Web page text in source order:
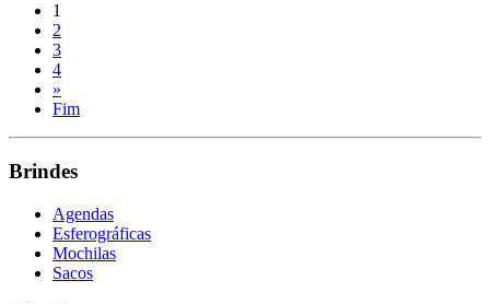
1
2
3
4
»
Fim
Brindes
Agendas
Esferográficas
Mochilas
Sacos